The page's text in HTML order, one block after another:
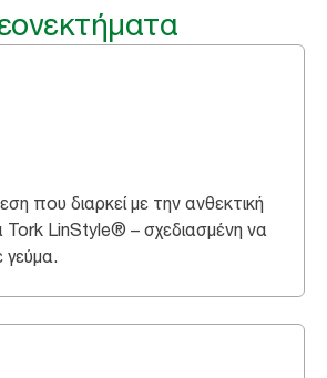
που διαρκεί με την ανθεκτική
LinStyle® – σχεδιασμένη να
γεύμα.